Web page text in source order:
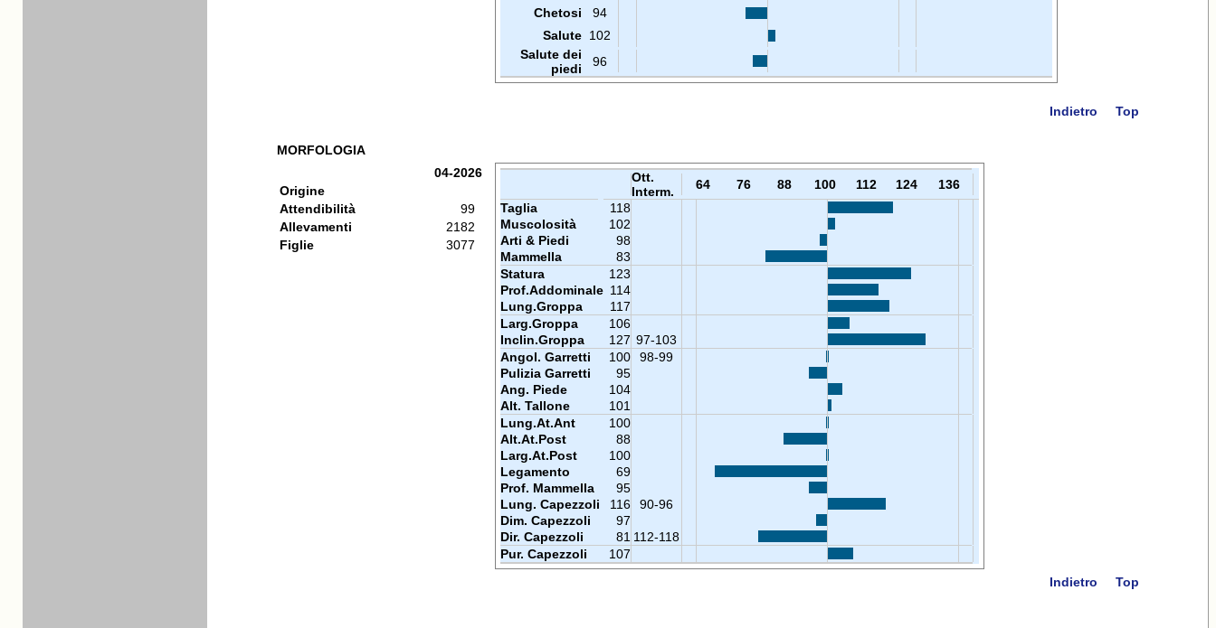
Chetosi
94
Salute 102
Salute dei
piedi
96
Indietro Top
MORFOLOGIA
04-2026
Origine
Attendibilità
99
Allevamenti
2182
Figlie
3077
Ott.
Interm.
64 76 88 100 112 124
136
Taglia
118
Muscolosità
102
Arti & Piedi
98
Mammella
83
Statura
123
Prof.Addominale 114
Lung.Groppa
117
Larg.Groppa
106
Inclin.Groppa
127 97-103
Angol. Garretti
100
98-99
Pulizia Garretti
95
Ang. Piede
104
Alt. Tallone
101
Lung.At.Ant
100
Alt.At.Post
88
Larg.At.Post
100
Legamento
69
Prof. Mammella
95
Lung. Capezzoli
116
90-96
Dim. Capezzoli
97
Dir. Capezzoli
81 112-118
Pur. Capezzoli
107
Indietro
Top